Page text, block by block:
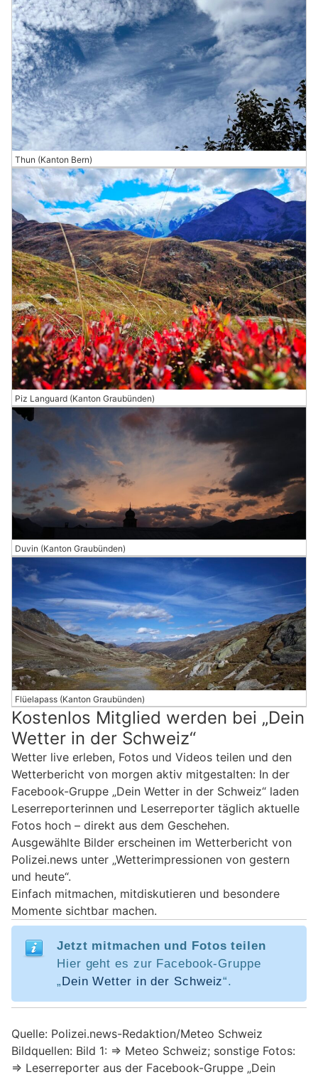
Thun (Kanton Bern)
Piz Languard (Kanton Graubünden)
Duvin (Kanton Graubünden)
Flüelapass (Kanton Graubünden)
Kostenlos Mitglied werden bei „Dein
Wetter in der Schweiz“
Wetter live erleben, Fotos und Videos teilen und den
Wetterbericht von morgen aktiv mitgestalten: In der
Facebook-Gruppe „Dein Wetter in der Schweiz“ laden
Leserreporterinnen und Leserreporter täglich aktuelle
Fotos hoch – direkt aus dem Geschehen.
Ausgewählte Bilder erscheinen im Wetterbericht von
Polizei.news unter „Wetterimpressionen von gestern
und heute“.
Einfach mitmachen, mitdiskutieren und besondere
Momente sichtbar machen.
Jetzt mitmachen und Fotos teilen
Hier geht es zur Facebook-Gruppe
„Dein Wetter in der Schweiz“.
Quelle: Polizei.news-Redaktion/Meteo Schweiz
Bildquellen: Bild 1: => Meteo Schweiz; sonstige Fotos:
=> Leserreporter aus der Facebook-Gruppe „Dein